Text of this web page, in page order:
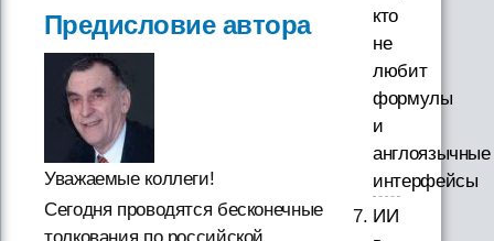
Предисловие автора
Уважаемые коллеги!
Сегодня проводятся бесконечные
кто
не
любит
формулы
и
англоязычные
интерфейсы
ИИ